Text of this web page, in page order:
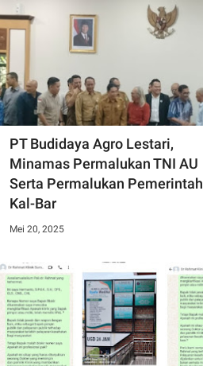
PT Budidaya Agro Lestari,
Minamas Permalukan TNI AU
Serta Permalukan Pemerintah
Kal-Bar
Mei 20, 2025